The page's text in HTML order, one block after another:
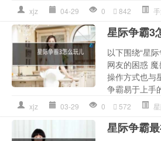
xjz 04-29 0 842
星际争霸3
以下围绕“星
网友的困惑
操作方式也与
争霸易于上手
xjz 03-29 0 572
星际争霸